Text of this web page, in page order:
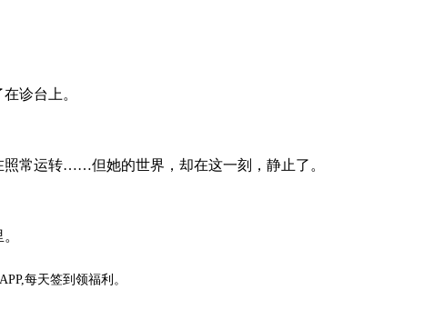
诊台上。
常运转……但她的世界，却在这一刻，静止了。
APP,每天签到领福利。